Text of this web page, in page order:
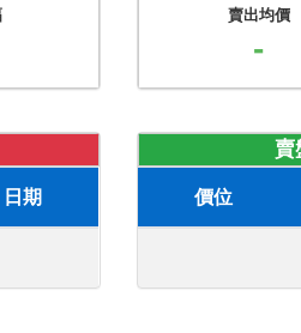
賣出均價
-
日期
賣
價位